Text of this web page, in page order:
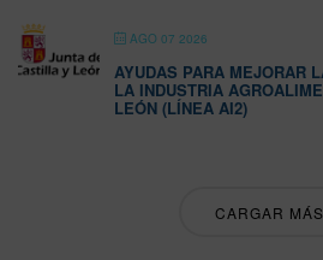
AGO 07 2026
AYUDAS PARA MEJORAR
LA INDUSTRIA
LEÓN (LÍNEA AI2)
CARGAR MÁS